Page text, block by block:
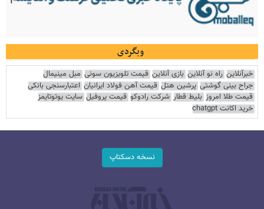
وبگردی
خبرآنلاین راه نو آنلاین بازی آنلاین قیمت تلویزیون سونی مبل مینیمال
جراح بینی گوشتی پرشین هتل قیمت آهن فولاد ایرانیان اعتبارسنجی بانکی
قیمت طلا امروز بلیط قطار شرکت رادوکو قیمت پروفیل سایت یوتوتایمز
خرید اکانت chatgpt
نسخه دسکتاپ